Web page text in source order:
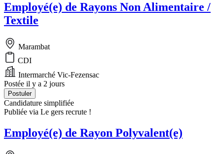
Employé(e) de Rayons Non Alimentaire /
Textile
Marambat
CDI
Intermarché Vic-Fezensac
Postée il y a 2 jours
Postuler
Candidature simplifiée
Publiée via Le gers recrute !
Employé(e) de Rayon Polyvalent(e)